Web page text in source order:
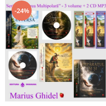
-24%